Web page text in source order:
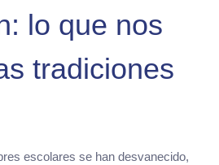
lo que nos
tradiciones
escolares se han desvanecido,